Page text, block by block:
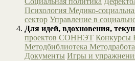
Психология Медико-
сектор Управление в
Для идей, вдохновения,
проектов СОННЭТ Конкурсы
Методбиблиотека Методработа
Документы Игры и